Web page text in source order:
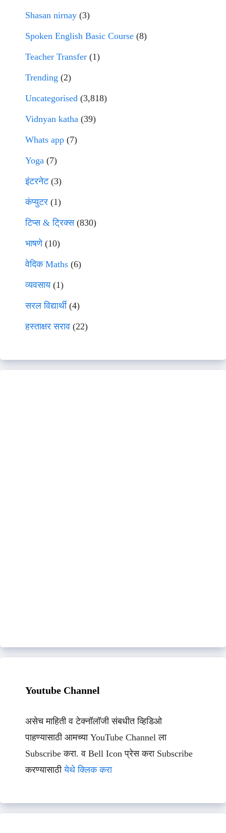
Shasan nirnay (3)
Spoken English Basic Course (8)
Teacher Transfer (1)
Trending (2)
Uncategorised (3,818)
Vidnyan katha (39)
Whats app (7)
Yoga (7)
इंटरनेट(3)
कंप्युटर (1)
टिप्स & ट्रिक्स(830)
भाषणे(10)
वेदिक Maths (6)
व्यवसाय(1)
सरल विद्यार्थी(4)
हस्ताक्षर सराव (22)
Youtube Channel
असेच माहिती व टेक्नॉलॉजी संबधीत व्हिडिओ
पाहण्यासाठी आमच्या YouTube Channel ला
Subscribe करा. व Bell Icon प्रेस करा Subscribe
करण्यासाठीयेथे क्लिक करा